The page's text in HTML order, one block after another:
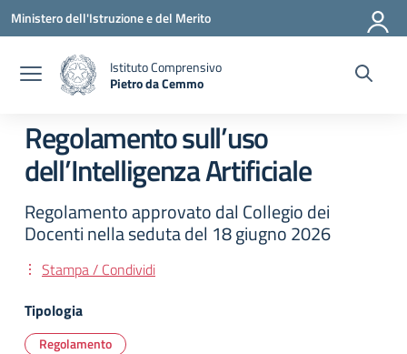
Vai ai contenuti
Vai al menu di navigazione
Vai al footer
Ministero dell'Istruzione e del Merito
Istituto Comprensivo
Pietro da Cemmo
Regolamento sull’uso
dell’Intelligenza Artificiale
Regolamento approvato dal Collegio dei
Docenti nella seduta del 18 giugno 2026
Stampa / Condividi
Tipologia
Regolamento